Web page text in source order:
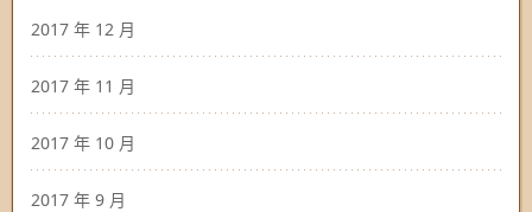
2017 年 12 月
2017 年 11 月
2017 年 10 月
2017 年 9 月